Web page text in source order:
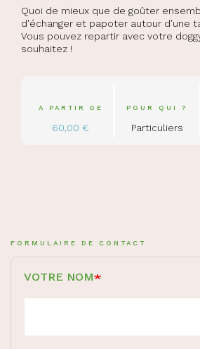
Quoi de mieux que de goûter
d'échanger et papoter autour d'une
Vous pouvez repartir avec votre
souhaitez !
A PARTIR DE
60,00 €
POUR QUI ?
Particuliers
FORMULAIRE DE CONTACT
VOTRE NOM